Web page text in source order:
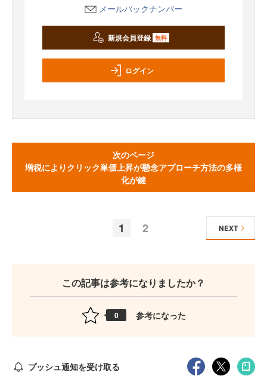
メールバックナンバー
新規会員登録 無料
ログイン
次のページ
増税によりクリック単価上昇が懸念アプローチ方法の多様
化が鍵
1 2 NEXT
この記事は参考になりましたか？
0 参考になった
プッシュ通知を受け取る